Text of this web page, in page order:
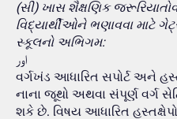
(સી) ખાસ શૈક્ષણિક
વિદ્યાર્થીઓને ભણાવવા માટે
સ્કૂલનો અભિગમ:
اور
વર્ગખંડ આધારિત સપોર્ટ અને
નાના જૂથો અથવા સંપૂર્ણ વર્ગ
શકે છે. વિષય આધારિત